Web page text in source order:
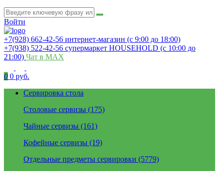
Войти
+7(928) 662-42-56 интернет-магазин (с 9:00 до 18:00)
+7(938) 522-42-56 супермаркет HOUSEHOLD (с 10:00 до
21:00) Чат в MAX
0 0 руб.
Сервировка стола
Столовые сервизы (175)
Чайные сервизы (161)
Кофейные сервизы (19)
Отдельные предметы сервировки (5779)